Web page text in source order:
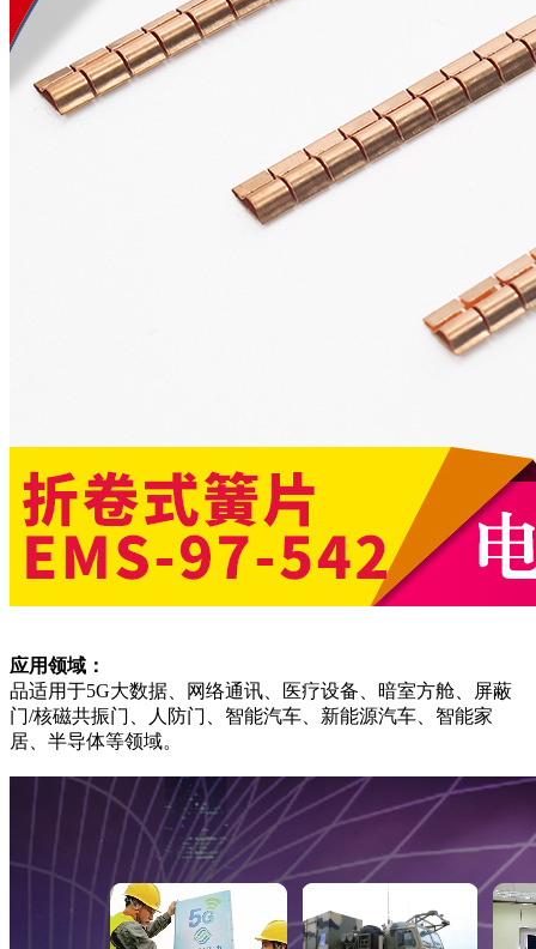
应用领域：
品适用于5G大数据、网络通讯、医疗设备、暗室方舱、屏蔽
门/核磁共振门、人防门、智能汽车、新能源汽车、智能家
居、半导体等领域。